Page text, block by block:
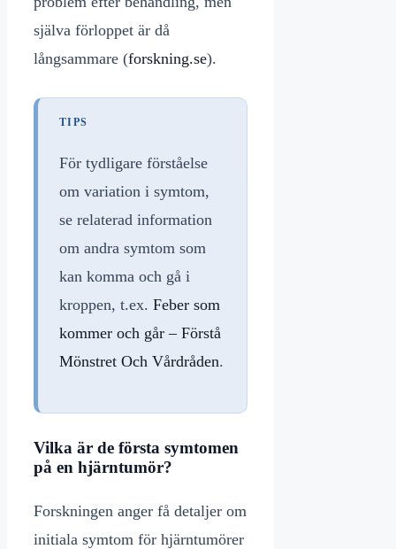
själva förloppet är då
långsammare (forskning.se).
TIPS
För tydligare förståelse
om variation i symtom,
se relaterad information
om andra symtom som
kan komma och gå i
kroppen, t.ex. Feber som
kommer och går – Förstå
Mönstret Och Vårdråden.
Vilka är de första symtomen
på en hjärntumör?
Forskningen anger få detaljer om
initiala symtom för hjärntumörer